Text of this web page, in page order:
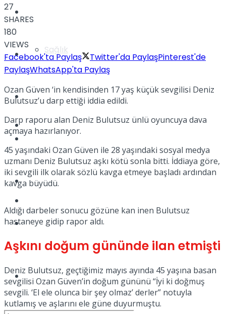
Sağlık
TV
Dünya
Müzik
Sinema
Tatil
Spor
Podcast
27
SHARES
180
VIEWS
Facebook'ta Paylaş
Twitter'da PaylaşPinterest'de
PaylaşWhatsApp'ta Paylaş
Ozan Güven ‘in kendisinden 17 yaş küçük sevgilisi Deniz
Bulutsuz’u darp ettiği iddia edildi.
Darp raporu alan Deniz Bulutsuz ünlü oyuncuya dava
açmaya hazırlanıyor.
45 yaşındaki Ozan Güven ile 28 yaşındaki sosyal medya
uzmanı Deniz Bulutsuz aşkı kötü sonla bitti. İddiaya göre,
iki sevgili ilk olarak sözlü kavga etmeye başladı ardından
kavga büyüdü.
Aldığı darbeler sonucu gözüne kan inen Bulutsuz
hastaneye gidip rapor aldı.
Aşkını doğum gününde ilan etmişti
Deniz Bulutsuz, geçtiğimiz mayıs ayında 45 yaşına basan
sevgilisi Ozan Güven’in doğum gününü “İyi ki doğmuş
sevgili. ‘El ele olunca bir şey olmaz’ derler” notuyla
kutlamış ve aşlarını ele güne duyurmuştu.